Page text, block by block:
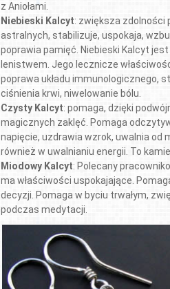
z Aniołami.
Niebieski Kalcyt: zwiększa zdolności
astralnych, stabilizuje, uspokaja,
poprawia pamięć. Niebieski Kalcyt
lenistwem. Jego lecznicze
poprawa układu immunologicznego,
ciśnienia krwi, niwelowanie bólu.
Czysty Kalcyt: pomaga, dzięki
magicznych zaklęć. Pomaga
napięcie, uzdrawia wzrok, uwalnia od
również w uwalnianiu energii. To
Miodowy Kalcyt: Polecany
ma właściwości uspokajające.
decyzji. Pomaga w byciu trwałym,
podczas medytacji.